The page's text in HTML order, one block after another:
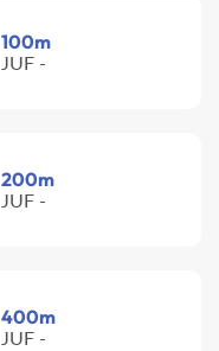
100m
JUF -
200m
JUF -
400m
JUF -